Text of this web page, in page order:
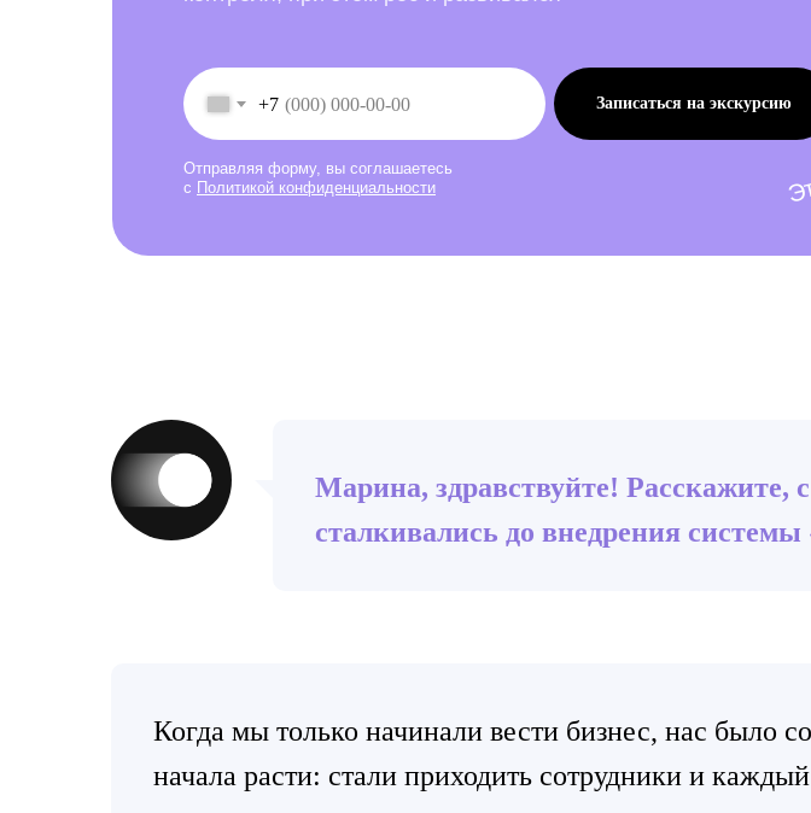
+7 Записаться на экскурсию
Отправляя форму, вы соглашаетесь
с Политикой конфиденциальности
Марина, здравствуйте!
сталкивались до внедрения системы
Когда мы только начинали вести бизнес, нас было
начала расти: стали приходить сотрудники и